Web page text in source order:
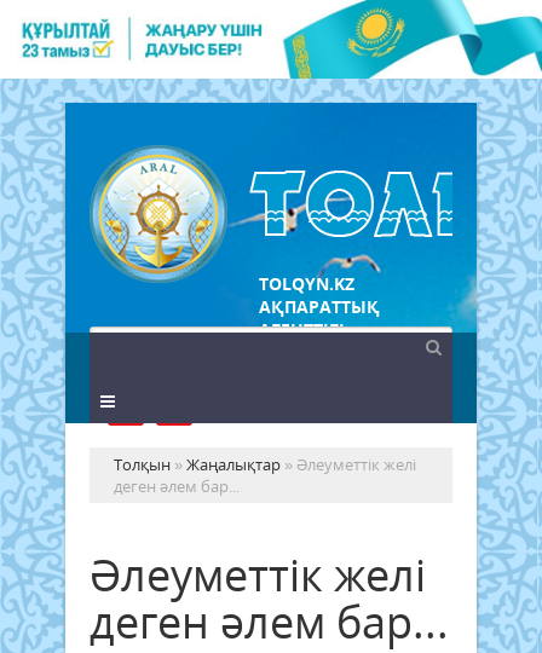
TOLQYN.KZ
АҚПАРАТТЫҚ
АГЕНТТІГІ
Толқын »Жаңалықтар » Әлеуметтік желі
деген әлем бар...
Әлеуметтік желі
деген әлем бар...